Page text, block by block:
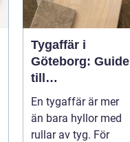
Tygaffär i
Göteborg: Guide
till
kvalitetstextil,
sömnad och
inredning
En tygaffär är mer
än bara hyllor med
rullar av tyg. För